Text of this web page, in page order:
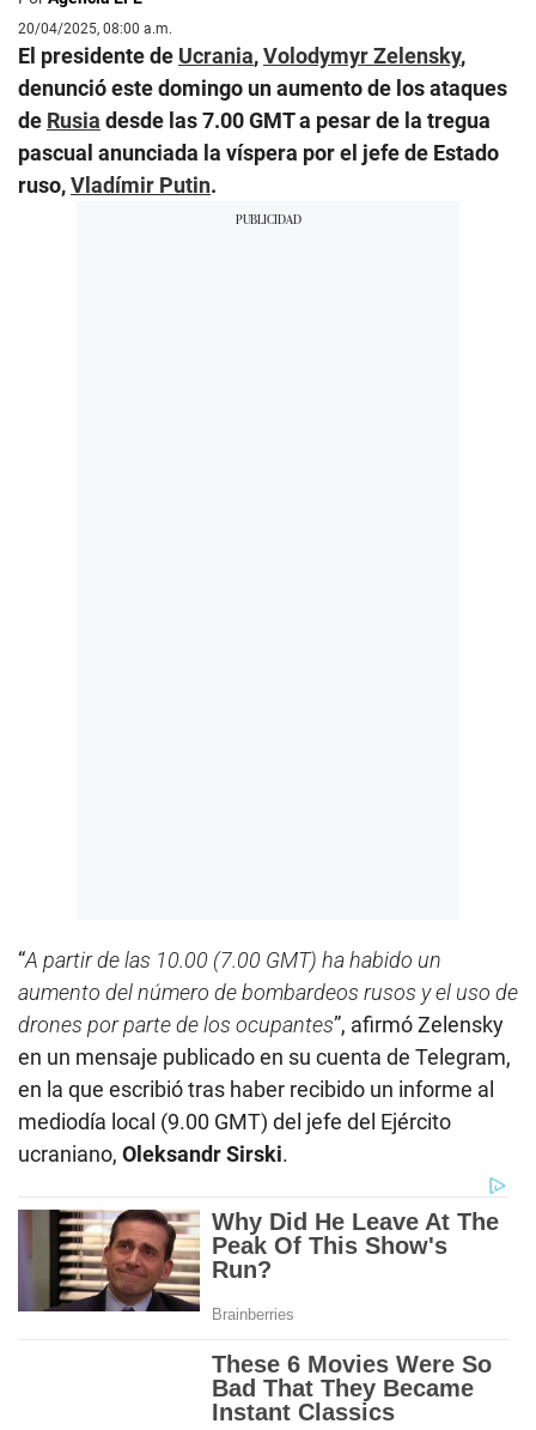
20/04/2025, 08:00 a.m.
El presidente de Ucrania,Volodymyr Zelensky,
denunció este domingo un aumento de los ataques
de Rusia desde las 7.00 GMT a pesar de la tregua
pascual anunciada la víspera por el jefe de Estado
ruso,Vladímir Putin.
“A partir de las 10.00 (7.00 GMT) ha habido un
aumento del número de bombardeos rusos y el uso de
drones por parte de los ocupantes”, afirmó Zelensky
en un mensaje publicado en su cuenta de Telegram,
en la que escribió tras haber recibido un informe al
mediodía local (9.00 GMT) del jefe del Ejército
ucraniano, Oleksandr Sirski.